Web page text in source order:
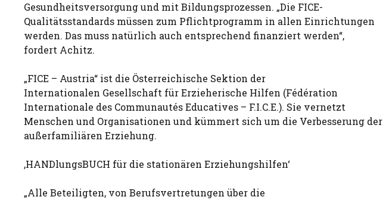
Gesundheitsversorgung und mit Bildungsprozessen. „Die FICE-
Qualitätsstandards müssen zum Pflichtprogramm in allen Einrichtungen
werden. Das muss natürlich auch entsprechend finanziert werden“,
fordert Achitz.
„FICE – Austria“ ist die Österreichische Sektion der
Internationalen Gesellschaft für Erzieherische Hilfen (Fédération
Internationale des Communautés Educatives – F.I.C.E.). Sie vernetzt
Menschen und Organisationen und kümmert sich um die Verbesserung der
außerfamiliären Erziehung.
‚HANDlungsBUCH für die stationären Erziehungshilfen‘
„Alle Beteiligten, von Berufsvertretungen über die